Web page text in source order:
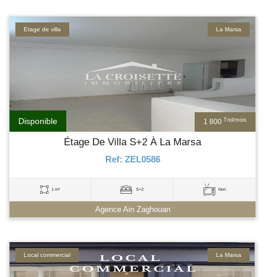
1 800 Tnd/mois
Disponible
La Marsa
Etage de villa
Étage De Villa S+2 À La Marsa
Ref: ZEL0586
1 m² S+2 Non
Agence Ain Zaghouan
La Marsa
Local commercial